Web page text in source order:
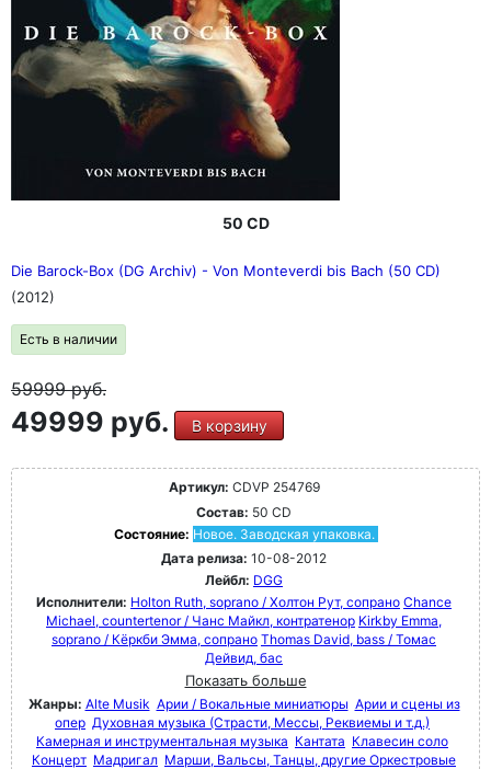
50 CD
Die Barock-Box (DG Archiv) - Von Monteverdi bis Bach (50 CD)
(2012)
Есть в наличии
59999руб.
49999 руб. В корзину
Артикул: CDVP 254769
Состав: 50 CD
Состояние: Новое. Заводская упаковка.
Дата релиза: 10-08-2012
Лейбл: DGG
Исполнители: Holton Ruth, soprano / Холтон Рут, сопрано Chance
Michael, countertenor / Чанс Майкл, контратенор Kirkby Emma,
soprano / Кёркби Эмма, сопрано Thomas David, bass / Томас
Дейвид, бас
Показать больше
Жанры: Alte Musik Арии / Вокальные миниатюры Арии и сцены из
опер Духовная музыка (Страсти, Мессы, Реквиемы и т.д.)
Камерная и инструментальная музыка Кантата Клавесин соло
Концерт Мадригал Марши, Вальсы, Танцы, другие Оркестровые